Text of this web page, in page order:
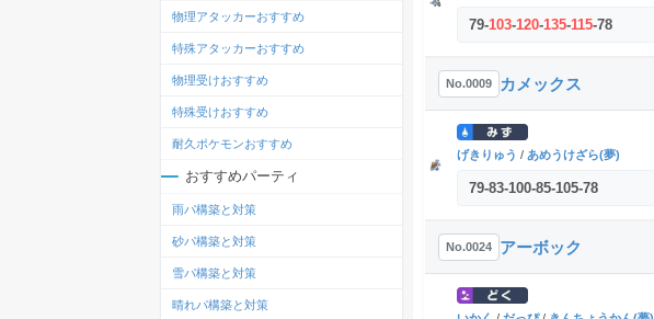
79-103-120-135-115-78
No.0009 カメックス
げきりゅう / あめうけざら(夢)
79-83-100-85-105-78
No.0024 アーボック
物理アタッカーおすすめ
特殊アタッカーおすすめ
物理受けおすすめ
特殊受けおすすめ
耐久ポケモンおすすめ
おすすめパーティ
雨パ構築と対策
砂パ構築と対策
雪パ構築と対策
晴れパ構築と対策